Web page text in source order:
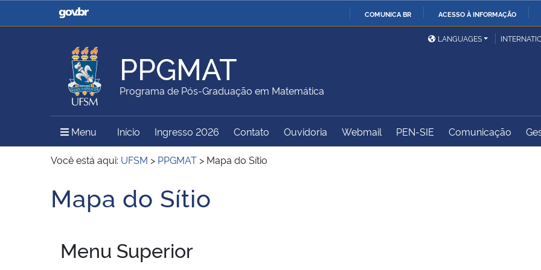
COMUNICA BR ACESSO À INFORMAÇÃO
Casa Civil
Ministério da Justiça e
Ministério da Defesa
Ministério das Relações
Exteriores
Ministério da Agricultura,
Pecuária e Abastecimento
Ministério da Educação
Ministério do Meio Ambiente Ministério do Turismo
Ministério do
Controladoria-Geral da
Secretaria de Governo
Gabinete de Segurança
LANGUAGES
PPGMAT
Programa de Pós-Graduação em Matemática
Menu Menu Principal do Sítio
Início Ingresso 2026 Contato Ouvidoria Webmail PEN-SIE Comunicação
Você está aqui: UFSM > PPGMAT > Mapa do Sítio
Início do conteúdo
Mapa do Sítio
Menu Superior